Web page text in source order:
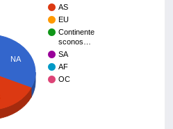
AS
EU
Continente
sconos…
SA
AF
OC
NA